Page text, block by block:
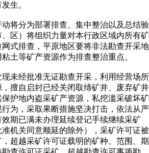
生。
将分为部署排查、集中整治以及总结验
区）将组织力量对本行政区域内所有矿
式排查，平原地区要将非法勘查开采地
土等矿产资源作为排查整治重点。
未经批准无证勘查开采，利用经营场所
擅自启封已经关闭取缔矿井、废弃矿井
护地内盗采矿产资源，私挖滥采破坏矿
为，采取果断措施坚决打击，依法从严
期已满未办理延续登记手续继续采矿
准机关同意顺延的除外），采矿许可证被
超越采矿许可证载明的矿种、范围、期